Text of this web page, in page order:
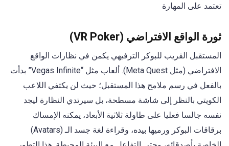
تعتمد على المهارة
ثورة الواقع الافتراضي (VR Poker)
المستقبل القريب للبوكر الترفيهي يكمن في نظارات الواقع
الافتراضي (مثل Meta Quest). ألعاب مثل “Vegas Infinite” بدأت
بالفعل في رسم ملامح هذا المستقبل؛ حيث لن يكتفي اللاعب
الكويتي بالنظر إلى شاشة مسطحة، بل سيرتدي النظارة ليجد
نفسه جالسا فعليا على طاولة ثلاثية الأبعاد، يمكنه الإمساك
برقاقات البوكر ورميها بيده، وقراءة لغة جسد الـ (Avatars)